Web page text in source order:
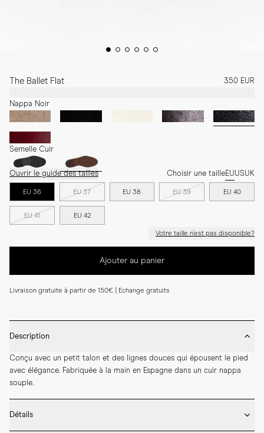
The Ballet Flat 350 EUR
Nappa Noir
Semelle Cuir
Ouvrir le guide des tailles Choisir une tailleEUUSUK
EU 36 EU 37 EU 38 EU 39 EU 40
EU 41 EU 42
Votre taille n'est pas disponible?
Ajouter au panier
Livraison gratuite à partir de 150€ | Echange gratuits
Description
Conçu avec un petit talon et des lignes douces qui épousent le pied
avec élégance. Fabriquée à la main en Espagne dans un cuir nappa
souple.
Détails